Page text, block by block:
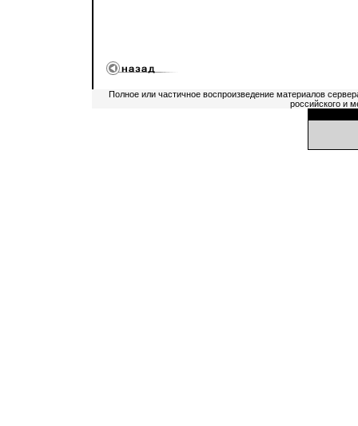
Полное или частичное воспроизведение материалов
российского и